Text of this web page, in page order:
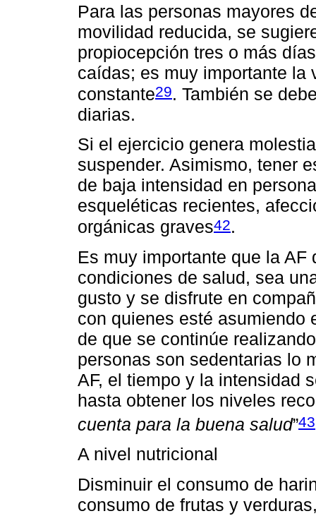
Para las personas mayores
movilidad reducida, se
propiocepción tres o más
caídas; es muy importante la
constante29. También se
diarias.
Si el ejercicio genera
suspender. Asimismo, tener
de baja intensidad en
esqueléticas recientes,
orgánicas graves42.
Es muy importante que la
condiciones de salud, sea
gusto y se disfrute en
con quienes esté asumiendo
de que se continúe
personas son sedentarias lo
AF, el tiempo y la intensidad
hasta obtener los niveles
cuenta para la buena salud”43
A nivel nutricional
Disminuir el consumo de
consumo de frutas y